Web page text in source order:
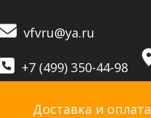
vfvru@ya.ru
+7 (499) 350-44-98
Доставка и оплата